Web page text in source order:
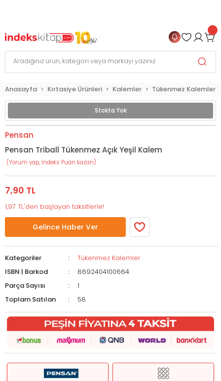
Anasayfa Kırtasiye Ürünleri Kalemler Tükenmez Kalemler
Stokta Yok
Pensan
Pensan Triball Tükenmez Açık Yeşil Kalem
(Yorum yap, İndeks Puan kazan)
7,90 TL
1,97 TL'den başlayan taksitlerle!
Gelince Haber Ver
Kategoriler
Tükenmez Kalemler
ISBN | Barkod
8692404100664
Parça Sayısı
1
Toplam Satılan
58